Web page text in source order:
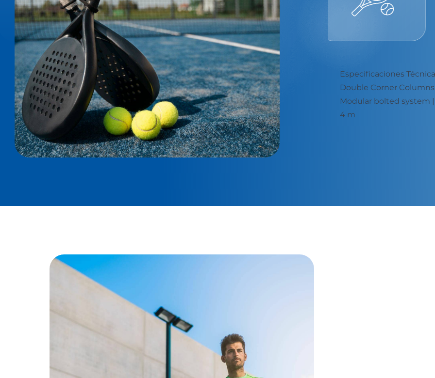
Best Padel
Experience
Especificaciones Técnicas
Double Corner Columns: 50 x 100 x 2,5 mm - Beams: 40 x 60 x 2,5 mm
Modular bolted system | Center Columns: 100 x 50 x 2,5 mm - Height: 3 -
4 m
Especificaciones
Double Corner
Modular bolted system
4 m